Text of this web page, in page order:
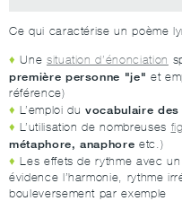
Ce qui caractérise un poème
Une situation d’énonciation
première personne "je" et
référence)
L’emploi duvocabulaire des
L’utilisation de nombreuses
métaphore, anaphore etc.)
Les effets de rythme avec
évidence l’harmonie, rythme
bouleversement par exemple